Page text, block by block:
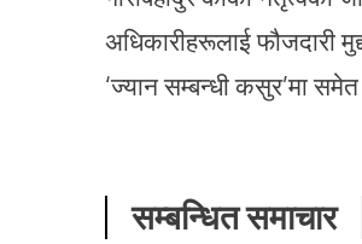
अधिकारीहरूलाई फौजदारी
‘ज्यान सम्बन्धी कसुर’मा
सम्बन्धित समाचार